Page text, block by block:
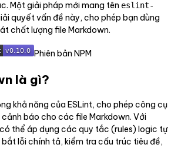
Một giải pháp mới mang tên eslint-
quyết vấn đề này, cho phép bạn dùng
chất lượng file Markdown.
Phiên bản NPM
là gì?
khả năng của ESLint, cho phép công cụ
báo cho các file Markdown. Với
thể áp dụng các quy tắc (rules) logic tự
lỗi chính tả, kiểm tra cấu trúc tiêu đề,